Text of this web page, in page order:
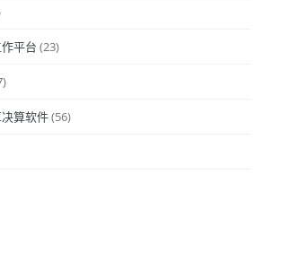
平台 (23)
算软件(56)